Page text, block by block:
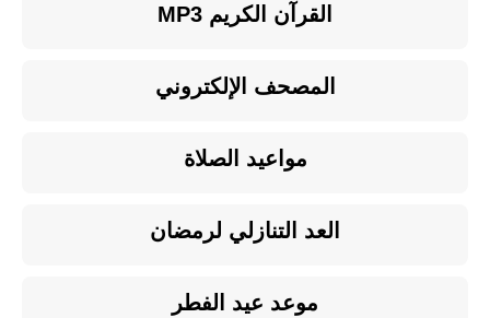
القرآن الكريم MP3
المصحف الإلكتروني
مواعيد الصلاة
العد التنازلي لرمضان
موعد عيد الفطر